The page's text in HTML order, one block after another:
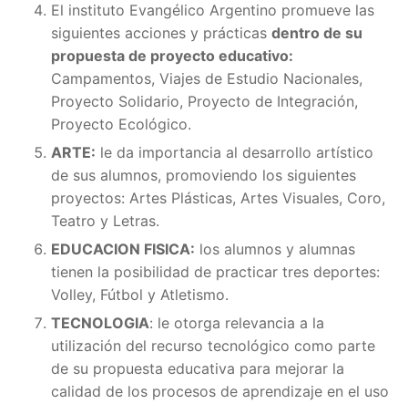
El instituto Evangélico Argentino promueve las
siguientes acciones y prácticas dentro de su
propuesta de proyecto educativo:
Campamentos, Viajes de Estudio Nacionales,
Proyecto Solidario, Proyecto de Integración,
Proyecto Ecológico.
ARTE: le da importancia al desarrollo artístico
de sus alumnos, promoviendo los siguientes
proyectos: Artes Plásticas, Artes Visuales, Coro,
Teatro y Letras.
EDUCACION FISICA: los alumnos y alumnas
tienen la posibilidad de practicar tres deportes:
Volley, Fútbol y Atletismo.
TECNOLOGIA: le otorga relevancia a la
utilización del recurso tecnológico como parte
de su propuesta educativa para mejorar la
calidad de los procesos de aprendizaje en el uso